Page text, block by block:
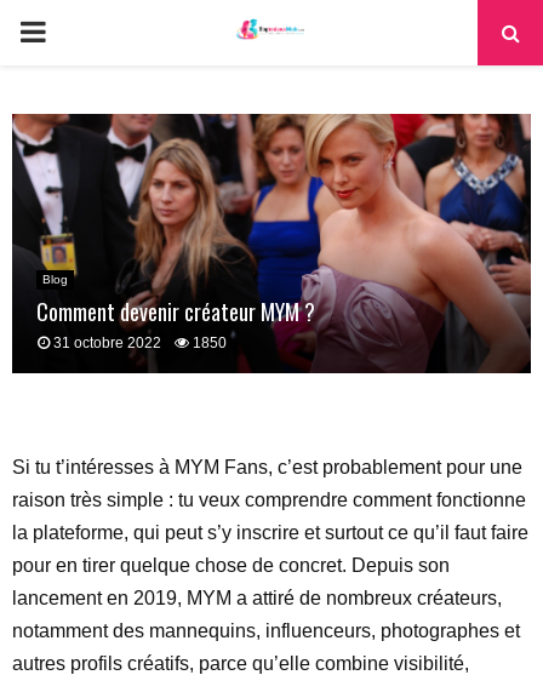
PRIMARY
Blog
Comment devenir créateur MYM ?
31 octobre 2022 1850
Si tu t’intéresses à MYM Fans, c’est probablement pour une
raison très simple : tu veux comprendre comment fonctionne
la plateforme, qui peut s’y inscrire et surtout ce qu’il faut faire
pour en tirer quelque chose de concret. Depuis son
lancement en 2019, MYM a attiré de nombreux créateurs,
notamment des mannequins, influenceurs, photographes et
autres profils créatifs, parce qu’elle combine visibilité,